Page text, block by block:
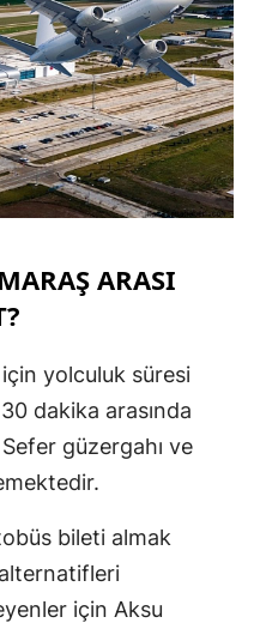
ARASI
yolculuk süresi
dakika arasında
güzergahı ve
bileti almak
için Aksu